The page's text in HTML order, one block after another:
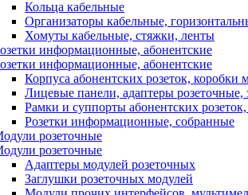
Кольца кабельные
Организаторы кабельные,
Хомуты кабельные, стяжки, ленты
информационные, абонентские
информационные, абонентские
Корпуса абонентских розеток, коробки
Лицевые панели, адаптеры розеточные,
Рамки и суппорты абонентских
Розетки информационные, собранные
розеточные
розеточные
Адаптеры модулей розеточных
Заглушки розеточных модулей